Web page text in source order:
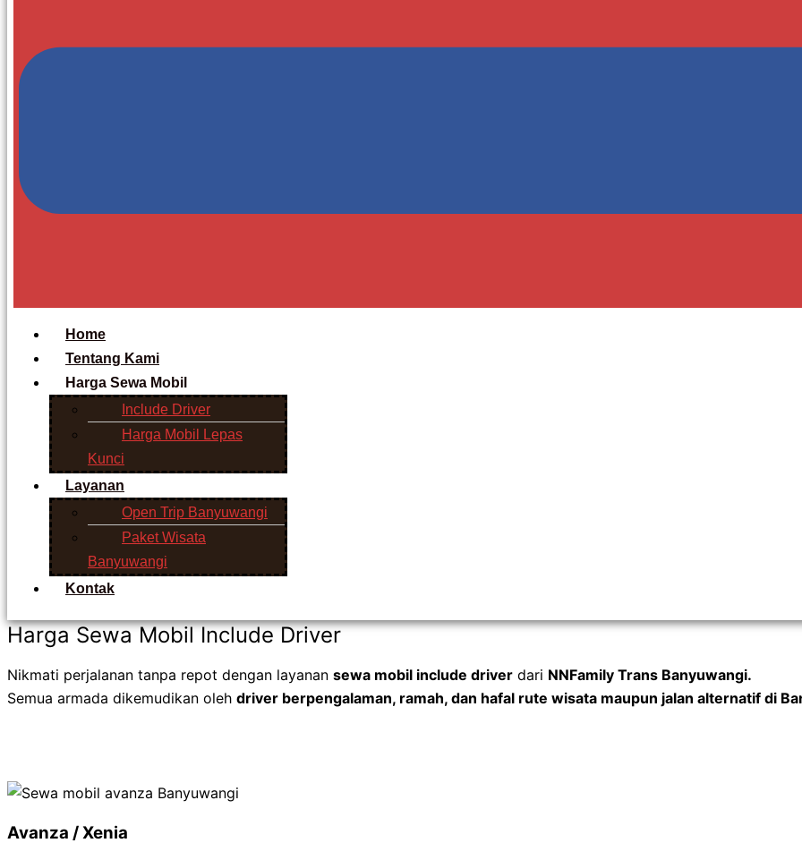
Home
Tentang Kami
Harga Sewa Mobil
Include Driver
Harga Mobil Lepas
Kunci
Layanan
Open Trip Banyuwangi
Paket Wisata
Banyuwangi
Kontak
Harga Sewa Mobil Include Driver
Nikmati perjalanan tanpa repot dengan layanan sewa mobil include driver dari NNFamily Trans Banyuwangi.
Semua armada dikemudikan oleh driver berpengalaman, ramah, dan hafal rute wisata maupun jalan alternatif di
Avanza / Xenia